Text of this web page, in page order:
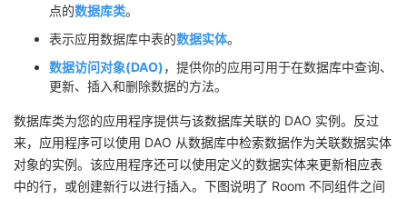
动
关
的
发
者
我
Programs
的
支
点的数据库类。
表示应用数据库中表的数据实体。
数据访问对象(DAO)，提供你的应用可用于在数据库中查询、
更新、插入和删除数据的方法。
数据库类为您的应用程序提供与该数据库关联的 DAO 实例。反过
来，应用程序可以使用 DAO 从数据库中检索数据作为关联数据实体
对象的实例。该应用程序还可以使用定义的数据实体来更新相应表
中的行，或创建新行以进行插入。下图说明了 Room 不同组件之间